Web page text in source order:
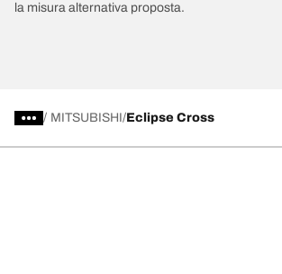
la misura alternativa proposta.
/ MITSUBISHI Eclipse Cross